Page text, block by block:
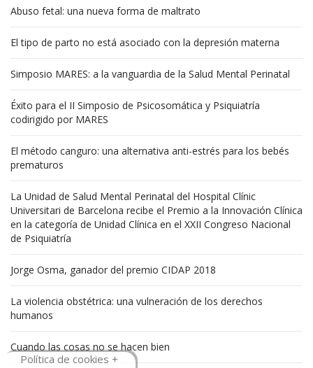
Abuso fetal: una nueva forma de maltrato
El tipo de parto no está asociado con la depresión materna
Simposio MARES: a la vanguardia de la Salud Mental Perinatal
Éxito para el II Simposio de Psicosomática y Psiquiatría
codirigido por MARES
El método canguro: una alternativa anti-estrés para los bebés
prematuros
La Unidad de Salud Mental Perinatal del Hospital Clínic
Universitari de Barcelona recibe el Premio a la Innovación Clínica
en la categoría de Unidad Clínica en el XXII Congreso Nacional
de Psiquiatría
Jorge Osma, ganador del premio CIDAP 2018
La violencia obstétrica: una vulneración de los derechos
humanos
Cuando las cosas no se hacen bien
Política de cookies +